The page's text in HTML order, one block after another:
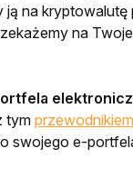
ją na
na
tym przewodnikiem
swojego e-